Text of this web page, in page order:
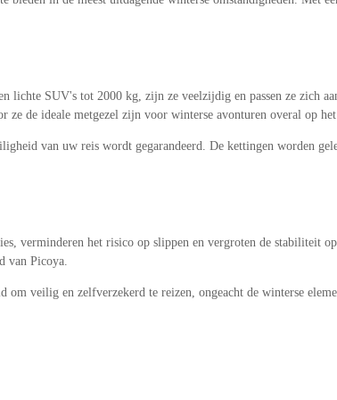
SUV's tot 2000 kg, zijn ze veelzijdig en passen ze zich
de ideale metgezel zijn voor winterse avonturen overal op het
van uw reis wordt gegarandeerd. De kettingen worden
verminderen het risico op slippen en vergroten de stabiliteit
van Picoya.
veilig en zelfverzekerd te reizen, ongeacht de winterse